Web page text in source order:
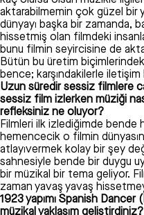
aktarabilmemin çok güzel bir
dünyayı başka bir zamanda,
hissetmiş olan filmdeki
bunu filmin seyircisine de
Bütün bu üretim
bence; karşındakilerle iletişim
Uzun süredir sessiz filmlere
sessiz film izlerken müziği
refleksiniz ne oluyor?
Filmleri ilk izlediğimde bende
hemencecik o filmin
atlayıvermek kolay bir şey
sahnesiyle bende bir duygu
bir müzikal bir tema geliyor.
zaman yavaş yavaş
1923 yapımı Spanish Dancer
müzikal yaklaşım